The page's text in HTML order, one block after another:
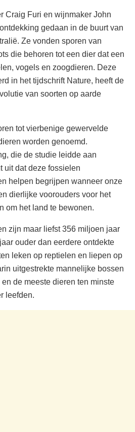
Craig Furi en wijnmaker John
gedaan in de buurt van
Ze vonden sporen van
die behoren tot een dier dat een
vogels en zoogdieren. Deze
in het tijdschrift Nature, heeft de
van soorten op aarde
tot vierbenige gewervelde
worden genoemd.
die de studie leidde aan
uit dat deze fossielen
helpen begrijpen wanneer onze
dierlijke voorouders voor het
om het land te bewonen.
zijn maar liefst 356 miljoen jaar
ouder dan eerdere ontdekte
leken op reptielen en liepen op
uitgestrekte mannelijke bossen
de meeste dieren ten minste
leefden.